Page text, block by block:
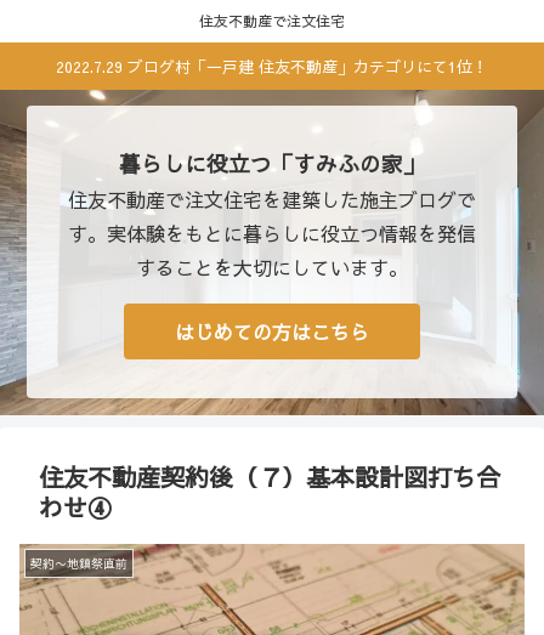
住友不動産で注文住宅
2022.7.29 ブログ村「一戸建 住友不動産」カテゴリにて1位！
暮らしに役立つ「すみふの家」
住友不動産で注文住宅を建築した施主ブログで
す。実体験をもとに暮らしに役立つ情報を発信
することを大切にしています。
はじめての方はこちら
住友不動産契約後（７）基本設計図打ち合
わせ④
契約〜地鎮祭直前